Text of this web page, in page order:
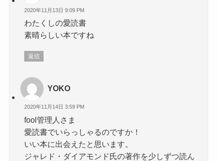
2020年11月13日 9:09 PM
わたくしの愛読書
素晴らしい本ですね
返信
YOKO
2020年11月14日 3:59 PM
fool管理人さま
愛読書でいらっしゃるのですか！
いい本に出会えたと思います。
ジャレド・ダイアモンド氏の著作を少しずつ読ん